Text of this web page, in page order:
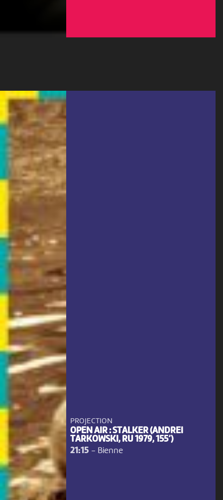
PROJECTION
OPEN AIR : STALKER (ANDREI
TARKOWSKI, RU 1979, 155’)
21:15 - Bienne